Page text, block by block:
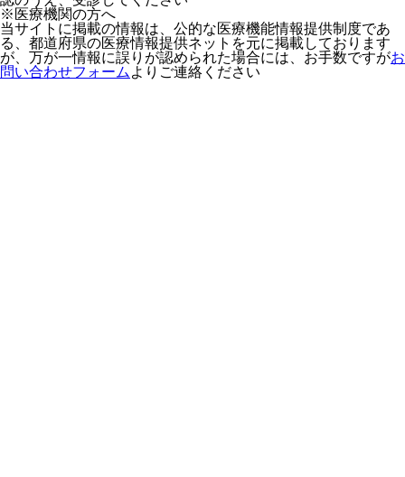
※医療機関の方へ
当サイトに掲載の情報は、公的な医療機能情報提供制度であ
る、都道府県の医療情報提供ネットを元に掲載しております
が、万が一情報に誤りが認められた場合には、お手数ですがお
問い合わせフォーム よりご連絡ください